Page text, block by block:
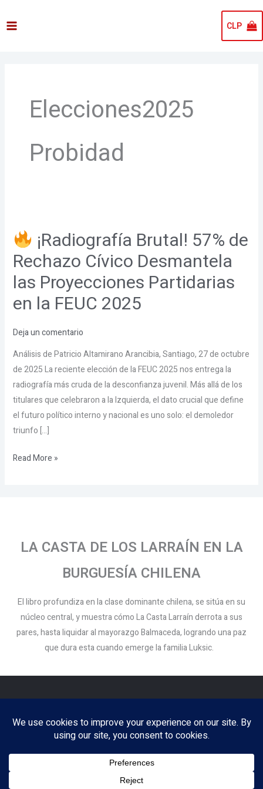
CLP
Elecciones2025
Probidad
¡Radiografía Brutal! 57% de
Rechazo Cívico Desmantela
las Proyecciones Partidarias
en la FEUC 2025
Deja un comentario
Análisis de Patricio Altamirano Arancibia, Santiago, 27 de octubre
de 2025 La reciente elección de la FEUC 2025 nos entrega la
radiografía más cruda de la desconfianza juvenil. Más allá de los
titulares que celebraron a la Izquierda, el dato crucial que define
el futuro político interno y nacional es uno solo: el demoledor
triunfo […]
Brutal!
57%
de
Rechazo
Cívico
las
Read More »
LA CASTA DE LOS LARRAÍN EN LA
BURGUESÍA CHILENA
El libro profundiza en la clase dominante chilena, se sitúa en su
núcleo central, y muestra cómo La Casta Larraín derrota a sus
pares, hasta liquidar al mayorazgo Balmaceda, logrando una paz
que dura esta cuando emerge la familia Luksic.
Copyright © 2026 Patricio Altamirano